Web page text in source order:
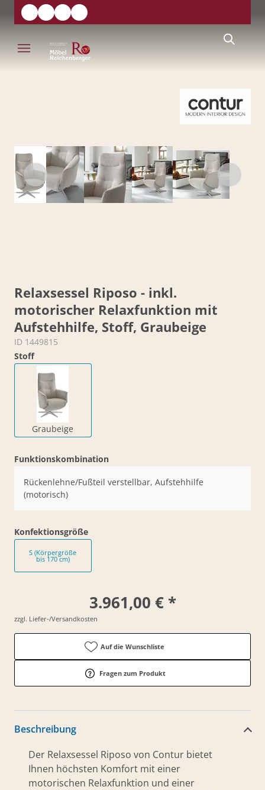
Relaxsessel Riposo - inkl.
motorischer Relaxfunktion mit
Aufstehhilfe, Stoff, Graubeige
ID 1449815
Stoff
Graubeige
Funktionskombination
Rückenlehne/Fußteil verstellbar, Aufstehhilfe
(motorisch)
Konfektionsgröße
S (Körpergröße
bis 170 cm)
3.961,00 € *
zzgl. Liefer-/Versandkosten
Auf die Wunschliste
Fragen zum Produkt
Beschreibung
Der Relaxsessel Riposo von Contur bietet
Ihnen höchsten Komfort mit einer
motorischen Relaxfunktion und einer